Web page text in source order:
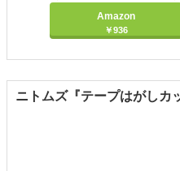
Amazon
￥936
ニトムズ『テープはがしカ